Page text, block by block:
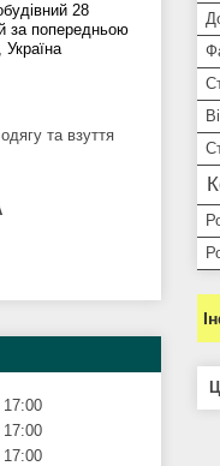
28
за попередньою
та взуття
17:00
17:00
17:00